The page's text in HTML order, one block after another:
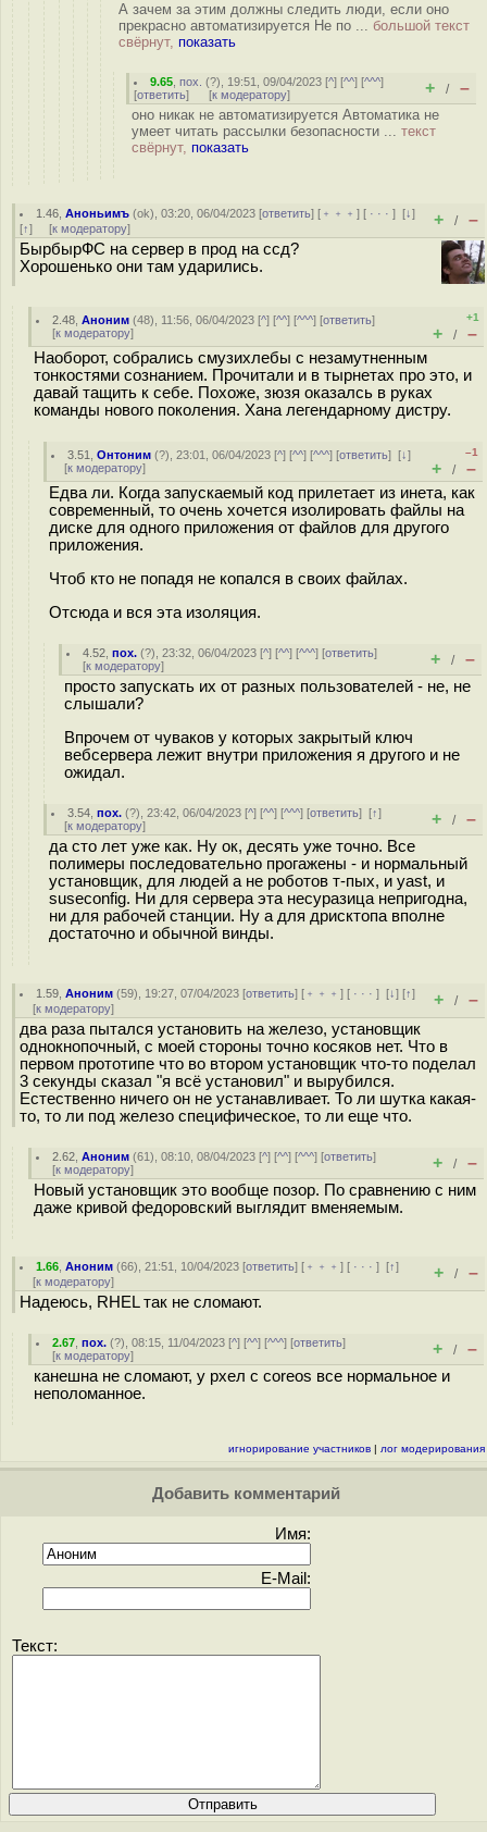
А зачем за этим должны следить люди, если оно
прекрасно автоматизируется Не по ... большой текст
свёрнут, показать
9.65 ,пох. (?), 19:51, 09/04/2023 [^] [^^] [^^^]
[ответить] [к модератору] + / –
оно никак не автоматизируется Автоматика не
умеет читать рассылки безопасности ... текст
свёрнут, показать
1.46 ,Аноньимъ (ok), 03:20, 06/04/2023 [ответить] [ ﹢﹢﹢] [ · · ·][↓]
[↑] [к модератору] + / –
БырбырФС на сервер в прод на ссд?
Хорошенько они там ударились.
2.48 ,Аноним (48), 11:56, 06/04/2023 [^] [^^] [^^^] [ответить]
[к модератору]
+1
+ / –
Наоборот, собрались смузихлебы с незамутненным
тонкостями сознанием. Прочитали и в тырнетах про это, и
давай тащить к себе. Похоже, зюзя оказалсь в руках
команды нового поколения. Хана легендарному дистру.
3.51 ,Онтоним (?), 23:01, 06/04/2023 [^] [^^] [^^^] [ответить][↓]
[к модератору]
–1
+ / –
Едва ли. Когда запускаемый код прилетает из инета, как
современный, то очень хочется изолировать файлы на
диске для одного приложения от файлов для другого
приложения.
Чтоб кто не попадя не копался в своих файлах.
Отсюда и вся эта изоляция.
4.52 ,пох. (?), 23:32, 06/04/2023 [^] [^^] [^^^] [ответить]
[к модератору] + / –
просто запускать их от разных пользователей - не, не
слышали?
Впрочем от чуваков у которых закрытый ключ
вебсервера лежит внутри приложения я другого и не
ожидал.
3.54 ,пох. (?), 23:42, 06/04/2023 [^] [^^] [^^^] [ответить][↑]
[к модератору] + / –
да сто лет уже как. Ну ок, десять уже точно. Все
полимеры последовательно прогажены - и нормальный
установщик, для людей а не роботов т-пых, и yast, и
suseconfig. Ни для сервера эта несуразица непригодна,
ни для рабочей станции. Ну а для дрисктопа вполне
достаточно и обычной винды.
1.59 ,Аноним (59), 19:27, 07/04/2023 [ответить] [ ﹢﹢﹢] [ · · ·][↓] [↑]
[к модератору] + / –
два раза пытался установить на железо, установщик
однокнопочный, с моей стороны точно косяков нет. Что в
первом прототипе что во втором установщик что-то поделал
3 секунды сказал "я всё установил" и вырубился.
Естественно ничего он не устанавливает. То ли шутка какая-
то, то ли под железо специфическое, то ли еще что.
2.62 ,Аноним (61), 08:10, 08/04/2023 [^] [^^] [^^^] [ответить]
[к модератору] + / –
Новый установщик это вообще позор. По сравнению с ним
даже кривой федоровский выглядит вменяемым.
1.66 ,Аноним (66), 21:51, 10/04/2023 [ответить] [ ﹢﹢﹢] [ · · ·][↑]
[к модератору] + / –
Надеюсь, RHEL так не сломают.
2.67 ,пох. (?), 08:15, 11/04/2023 [^] [^^] [^^^] [ответить]
[к модератору] + / –
канешна не сломают, у рхел с coreos все нормальное и
неполоманное.
игнорирование участников | лог модерирования
Добавить комментарий
Имя:
E-Mail:
Текст: